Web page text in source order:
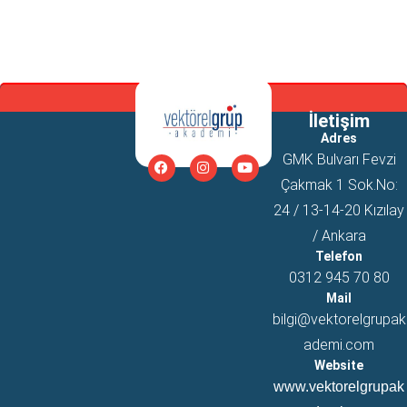
İletişim
Adres
GMK Bulvarı Fevzi
Çakmak 1 Sok.No:
24 / 13-14-20 Kızılay
/ Ankara
Telefon
0312 945 70 80
Mail
bilgi@vektorelgrupak
ademi.com
Website
www.vektorelgrupak